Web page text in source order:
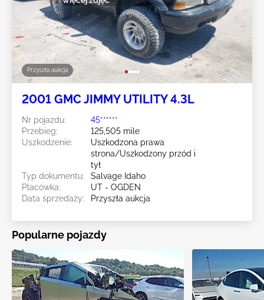
Przyszła aukcja
2001 GMC JIMMY UTILITY 4.3L
Nr pojazdu:
45******
Przebieg:
125,505 mile
Uszkodzenie:
Uszkodzona prawa
strona/Uszkodzony przód i
tył
Typ dokumentu:
Salvage Idaho
Placówka:
UT - OGDEN
Data sprzedaży:
Przyszła aukcja
Popularne pojazdy